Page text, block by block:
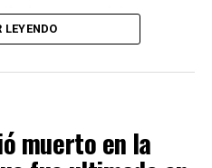
al momento del
aún aguardaba la
completamente
de la fuerza del
de Giruá confirmaron
LEYENDO
muerto en la